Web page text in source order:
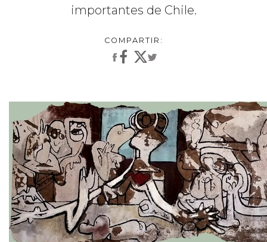
importantes de Chile.